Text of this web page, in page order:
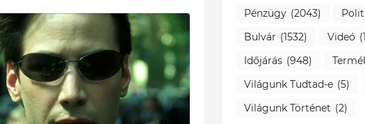
Pénzügy (2043)
Bulvár (1532) Videó
Időjárás (948)
Világunk Tudtad-e (5)
Világunk Történet (2)